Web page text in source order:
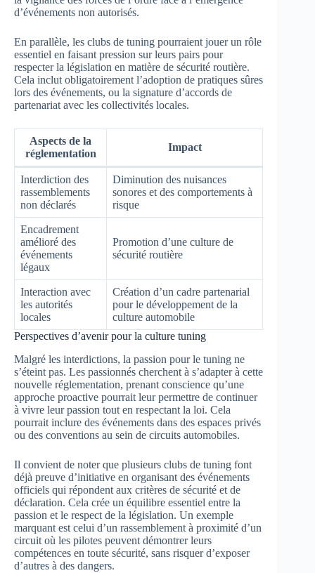
d’événements non autorisés.
En parallèle, les clubs de tuning pourraient jouer un rôle
essentiel en faisant pression sur leurs pairs pour
respecter la législation en matière de sécurité routière.
Cela inclut obligatoirement l’adoption de pratiques sûres
lors des événements, ou la signature d’accords de
partenariat avec les collectivités locales.
Aspects de la
réglementation
Impact
Interdiction des
rassemblements
non déclarés
Diminution des nuisances
sonores et des comportements à
risque
Encadrement
amélioré des
événements
légaux
Promotion d’une culture de
sécurité routière
Interaction avec
les autorités
locales
Création d’un cadre partenarial
pour le développement de la
culture automobile
Perspectives d’avenir pour la culture tuning
Malgré les interdictions, la passion pour le tuning ne
s’éteint pas. Les passionnés cherchent à s’adapter à cette
nouvelle réglementation, prenant conscience qu’une
approche proactive pourrait leur permettre de continuer
à vivre leur passion tout en respectant la loi. Cela
pourrait inclure des événements dans des espaces privés
ou des conventions au sein de circuits automobiles.
Il convient de noter que plusieurs clubs de tuning font
déjà preuve d’initiative en organisant des événements
officiels qui répondent aux critères de sécurité et de
déclaration. Cela crée un équilibre essentiel entre la
passion et le respect de la législation. Un exemple
marquant est celui d’un rassemblement à proximité d’un
circuit où les pilotes peuvent démontrer leurs
compétences en toute sécurité, sans risquer d’exposer
d’autres à des dangers.